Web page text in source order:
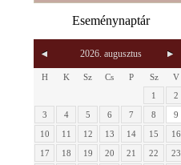
Eseménynaptár
2026. augusztus
H K Sz Cs P Sz
V
1
2
3
4 5 6 7 8
9
10
11 12 13 14 15
16
17
18 19 20 21 22
23